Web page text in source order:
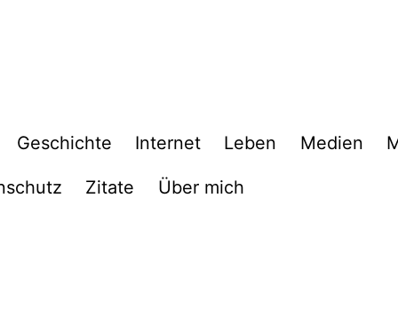
Geschichte Internet Leben Medien
Zitate Über mich